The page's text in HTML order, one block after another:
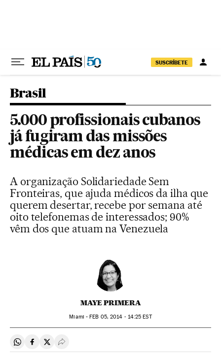
SUSCRÍBETE
Brasil
5.000 profissionais cubanos
já fugiram das missões
médicas em dez anos
A organização Solidariedade Sem
Fronteiras, que ajuda médicos da ilha que
querem desertar, recebe por semana até
oito telefonemas de interessados; 90%
vêm dos que atuam na Venezuela
MAYE PRIMERA
Miami -FEB 05, 2014 - 14:25 EST
Compartir en Whatsapp
Compartir en Facebook
Compartir en Twitter
Desplegar Redes Sociales